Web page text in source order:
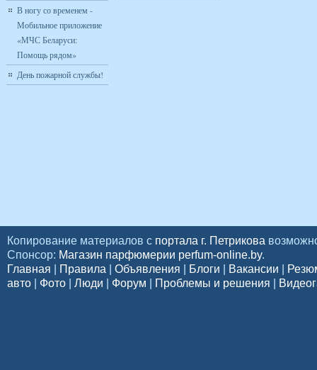
В ногу со временем -
Мобильное приложение
«МЧС Беларуси:
Помощь рядом»
День пожарной службы!
Копирование материалов с портала г. Петрикова
Спонсор: Магазин парфюмерии perfum-online.by.
Главная | Правила | Объявления | Блоги | Вакансии |
авто | Фото | Люди | Форум | Проблемы и решения |